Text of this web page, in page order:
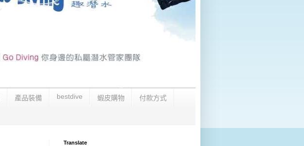
產品裝備 bestdive 蝦皮購物 付款方式
Translate